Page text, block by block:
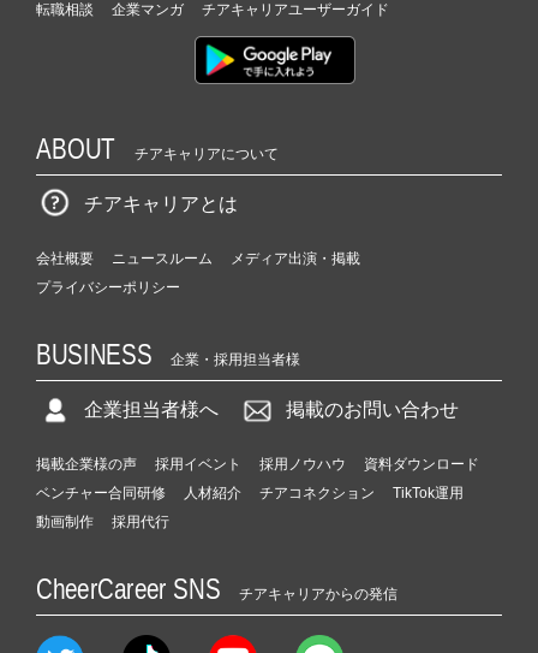
転職相談
企業マンガ チアキャリアユーザーガイド
ABOUT チアキャリアについて
チアキャリアとは
会社概要 ニュースルーム
メディア出演・掲載
プライバシーポリシー
BUSINESS 企業・採用担当者様
企業担当者様へ 掲載のお問い合わせ
掲載企業様の声 採用イベント 採用ノウハウ
資料ダウンロード
ベンチャー合同研修
人材紹介 チアコネクション
TikTok運用
動画制作
採用代行
CheerCareer SNS チアキャリアからの発信